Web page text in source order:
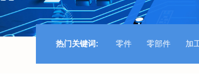
热门关键词: 零件 零部件 加